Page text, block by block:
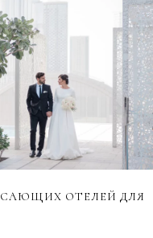
ОТЕЛЕЙ ДЛЯ